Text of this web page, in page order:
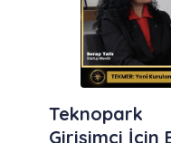
Girişimci İçin